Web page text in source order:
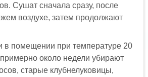
Сушат сначала сразу, после
воздухе, затем продолжают
в помещении при температуре 20
около недели убирают
старые клубнелуковицы,